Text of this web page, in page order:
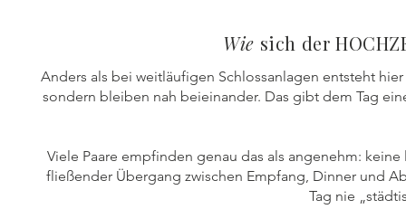
Wie sich der
Anders als bei weitläufigen Schlossanlagen entsteht
sondern bleiben nah beieinander. Das gibt dem Tag
Viele Paare empfinden genau das als angenehm:
fließender Übergang zwischen Empfang, Dinner und
Tag nie